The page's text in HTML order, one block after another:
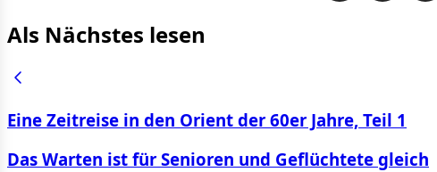
Als Nächstes lesen
Eine Zeitreise in den Orient der 60er Jahre, Teil 1
Das Warten ist für Senioren und Geflüchtete gleich